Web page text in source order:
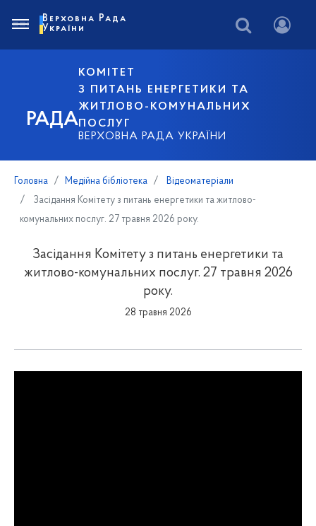
РАДА
КОМІТЕТ
З ПИТАНЬ ЕНЕРГЕТИКИ ТА
ЖИТЛОВО-КОМУНАЛЬНИХ
ПОСЛУГ
ВЕРХОВНА РАДА УКРАЇНИ
Верховна Рада
України
Головна Медійна бібліотека
Відеоматеріали
Засідання Комітету з питань енергетики та житлово-
комунальних послуг. 27 травня 2026 року.
Засідання Комітету з питань енергетики та
житлово-комунальних послуг. 27 травня 2026
року.
28 травня 2026